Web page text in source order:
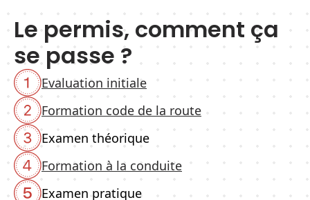
Le permis, comment ça
se passe ?
Evaluation initiale
Formation code de la route
Examen théorique
Formation à la conduite
Examen pratique